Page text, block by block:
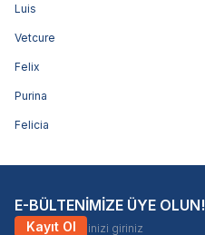
Luis
Vetcure
Felix
Purina
Felicia
E-BÜLTENİMİZE ÜYE OLUN!
Kayıt Ol